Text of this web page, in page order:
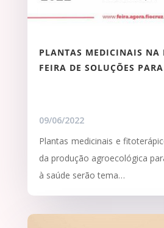
PLANTAS MEDICINAIS NA
FEIRA DE SOLUÇÕES
09/06/2022
Plantas medicinais e
da produção agroecológica
à saúde serão tema…